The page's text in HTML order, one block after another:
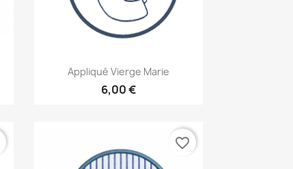
Aperçu rapide
Appliqué Vierge Marie
6,00 €
favorite_border